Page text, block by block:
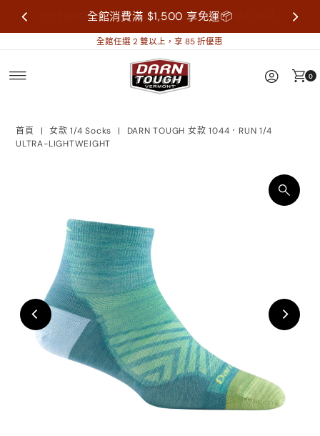
尺寸疑問歡迎來信詢問再做購買，襪子屬於個人
衛生用品，售出不做退換貨。
全館消費滿 $1,500 享免運📦
全館任選 2 雙以上，享 85 折優惠
0
首頁 | 女款 1/4 Socks |
DARN TOUGH 女款 1044．RUN 1/4
ULTRA-LIGHTWEIGHT